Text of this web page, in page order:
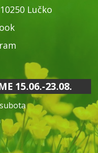
Lučko
15.06.-23.08.